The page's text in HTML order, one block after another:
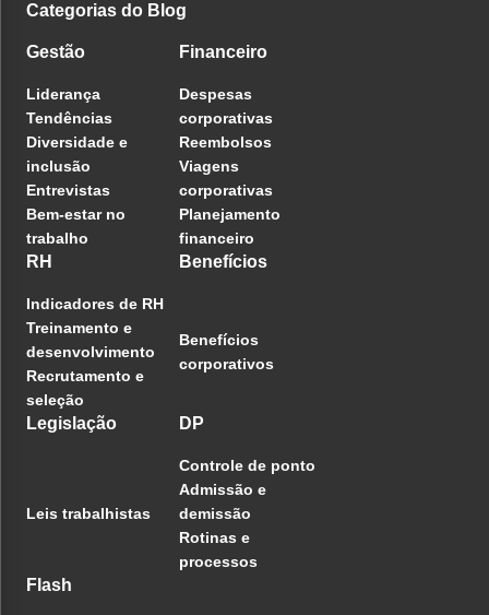
Categorias do Blog
Gestão
Liderança
Tendências
Diversidade e
inclusão
Entrevistas
Bem-estar no
trabalho
Financeiro
Despesas
corporativas
Reembolsos
Viagens
corporativas
Planejamento
financeiro
RH
Indicadores de RH
Treinamento e
desenvolvimento
Recrutamento e
seleção
Benefícios
Benefícios
corporativos
Legislação
Leis trabalhistas
DP
Controle de ponto
Admissão e
demissão
Rotinas e
processos
Flash